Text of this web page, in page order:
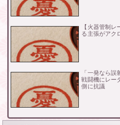
【火器管制
る主張がアク
「一発なら
戦闘機にレー
側に抗議